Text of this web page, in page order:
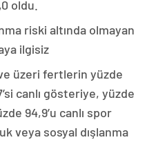
oldu.
riski altında olmayan
ilgisiz
üzeri fertlerin yüzde
canlı gösteriye, yüzde
94,9’u canlı spor
veya sosyal dışlanma